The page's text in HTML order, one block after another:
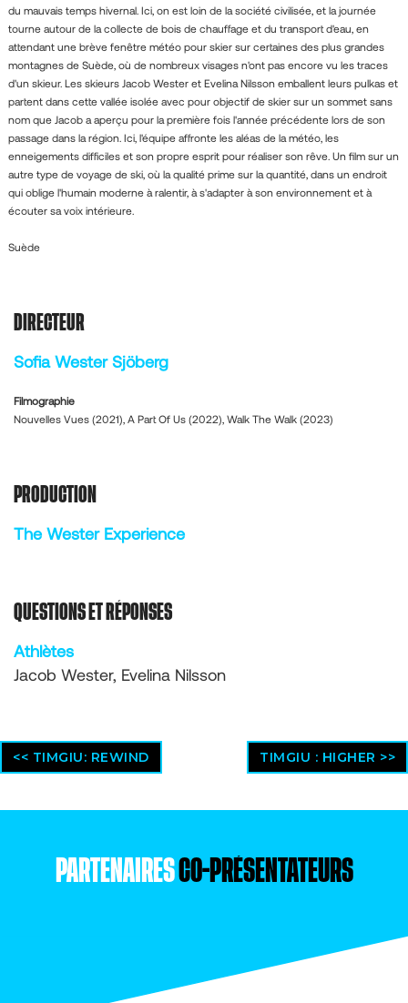
du mauvais temps hivernal. Ici, on est loin de la société civilisée, et la journée
tourne autour de la collecte de bois de chauffage et du transport d'eau, en
attendant une brève fenêtre météo pour skier sur certaines des plus grandes
montagnes de Suède, où de nombreux visages n'ont pas encore vu les traces
d'un skieur. Les skieurs Jacob Wester et Evelina Nilsson emballent leurs pulkas et
partent dans cette vallée isolée avec pour objectif de skier sur un sommet sans
nom que Jacob a aperçu pour la première fois l'année précédente lors de son
passage dans la région. Ici, l'équipe affronte les aléas de la météo, les
enneigements difficiles et son propre esprit pour réaliser son rêve. Un film sur un
autre type de voyage de ski, où la qualité prime sur la quantité, dans un endroit
qui oblige l'humain moderne à ralentir, à s'adapter à son environnement et à
écouter sa voix intérieure.
Suède
DIRECTEUR
Sofia Wester Sjöberg
Filmographie
Nouvelles Vues (2021), A Part Of Us (2022), Walk The Walk (2023)
PRODUCTION
The Wester Experience
QUESTIONS ET RÉPONSES
Athlètes
Jacob Wester, Evelina Nilsson
<< TIMGIU: REWIND TIMGIU : HIGHER >>
PARTENAIRESCO-PRÉSENTATEURS